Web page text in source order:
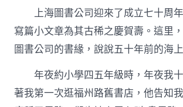
事
–
文
史
–
中
國
作
家
上海圖書公司迎來了成立七十周
寫篇小文章為其古稀之慶賀壽。這里
圖書公司的書緣，說說五十年前的海
年夜約小學四五年級時，年夜我
著我第一次逛福州路舊書店，他告知